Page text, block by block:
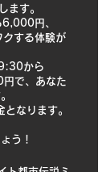
ます。
円、
する体験が
から
で、あなた
なります。
う！